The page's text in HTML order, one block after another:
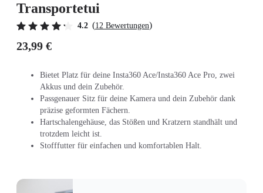
Transportetui
4.2 (12 Bewertungen)
23,99 €
Bietet Platz für deine Insta360 Ace/Insta360 Ace Pro, zwei
Akkus und dein Zubehör.
Passgenauer Sitz für deine Kamera und dein Zubehör dank
präzise geformten Fächern.
Hartschalengehäuse, das Stößen und Kratzern standhält und
trotzdem leicht ist.
Stofffutter für einfachen und komfortablen Halt.